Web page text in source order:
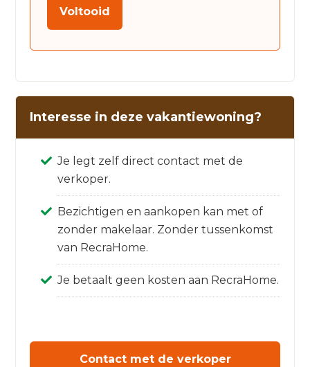
Interesse in deze vakantiewoning?
Je legt zelf direct contact met de
verkoper.
Bezichtigen en aankopen kan met of
zonder makelaar. Zonder tussenkomst
van RecraHome.
Je betaalt geen kosten aan RecraHome.
Contact met de verkoper